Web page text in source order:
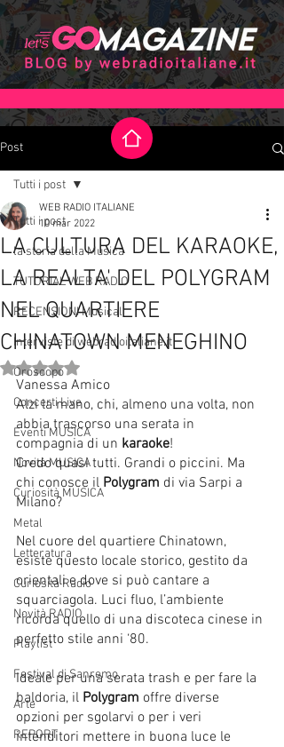
Post
Tutti i post
la storia della Musica
TUTORIAL WEB RADIO
RECENSIONI Musicali
Interviste di webradioitaliane.it
Oroscopo
Concerti Live
Eventi MUSICA
Novità MUSICA
Curiosità MUSICA
Metal
Letteratura
Curiosità Radio
Novità RADIO
Playlist
Festival di Sanremo
Arte
REPORT
Tutti i post
LA CULTURA DEL KARAOKE,
LA REALTA' DEL POLYGRAM
NEL QUARTIERE
CHINATOWN MENEGHINO
WEB RADIO ITALIANE
10 mar 2022
Valutazione NaN stelle su 5.
Vanessa Amico
Alzi la mano, chi, almeno una volta, non
abbia trascorso una serata in
compagnia di un karaoke!
Credo quasi tutti. Grandi o piccini. Ma
chi conosce il Polygram di via Sarpi a
Milano?
Nel cuore del quartiere Chinatown,
esiste questo locale storico, gestito da
orientali e dove si può cantare a
squarciagola. Luci fluo, l’ambiente
ricorda quello di una discoteca cinese in
perfetto stile anni ‘80.
Ideale per una serata trash e per fare la
baldoria, il Polygram offre diverse
opzioni per sgolarvi o per i veri
intenditori mettere in buona luce le